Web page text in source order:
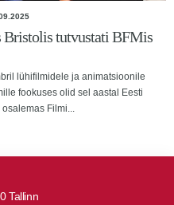
Bristolis tutvustati BFMis
lühifilmidele ja animatsioonile
fookuses olid sel aastal Eesti
Filmi...
Tallinn